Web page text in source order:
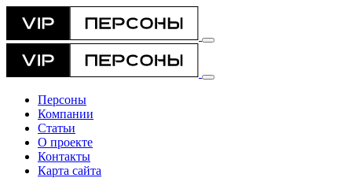
Персоны
Компании
Статьи
О проекте
Контакты
Карта сайта